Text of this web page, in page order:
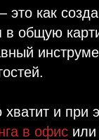
как
в общую
хватит и
в офис